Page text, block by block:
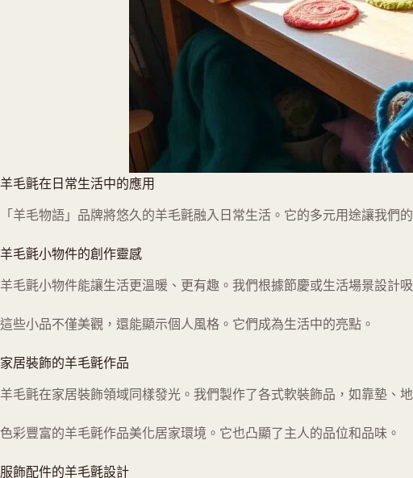
羊毛氈在日常生活中的應用
「羊毛物語」品牌將悠久的羊毛氈融入日常生活。它的多元用途讓我
羊毛氈小物件的創作靈感
羊毛氈小物件能讓生活更溫暖、更有趣。我們根據節慶或生活場景設計
這些小品不僅美觀，還能顯示個人風格。它們成為生活中的亮點。
家居裝飾的羊毛氈作品
羊毛氈在家居裝飾領域同樣發光。我們製作了各式軟裝飾品，如靠墊、
色彩豐富的羊毛氈作品美化居家環境。它也凸顯了主人的品位和品味。
服飾配件的羊毛氈設計